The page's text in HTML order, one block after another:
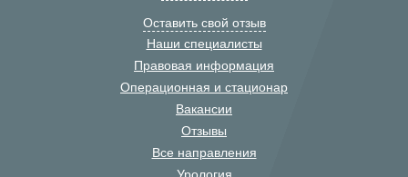
Оставить свой отзыв
Наши специалисты
Правовая информация
Операционная и стационар
Вакансии
Отзывы
Все направления